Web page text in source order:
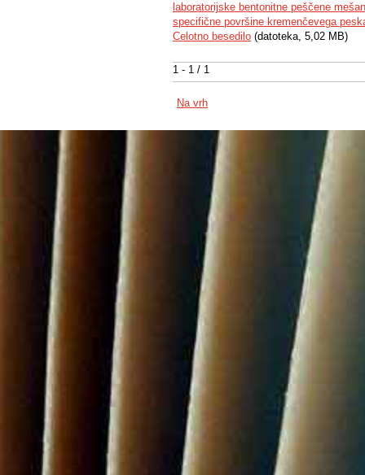
1 - 1 / 1
laboratorijske bentonitne peščene
specifične površine kremenčevega
Celotno besedilo (datoteka, 5,02 MB)
Na vrh